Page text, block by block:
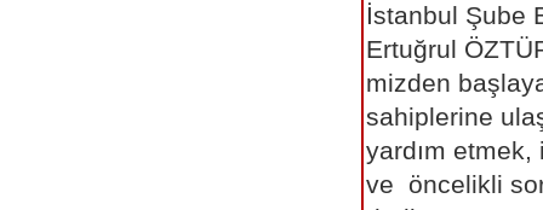
İstanbul Şube
Ertuğrul
mizden
sahiplerine
yardım
ve öncelikli